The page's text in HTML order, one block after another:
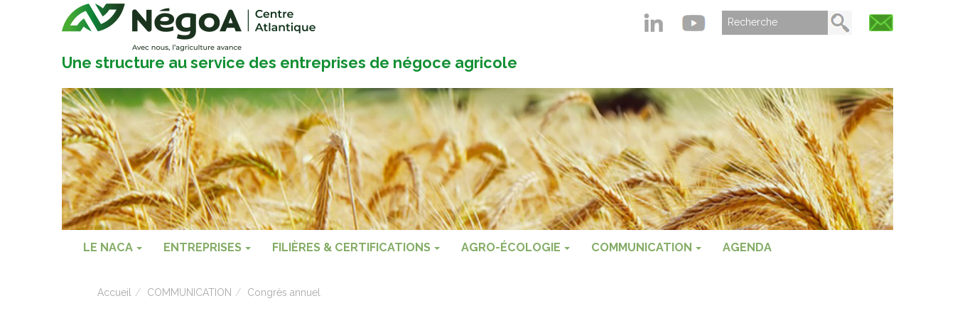
Une structure au service des entreprises de négoce agricole
LE NACA ENTREPRISES FILIÈRES & CERTIFICATIONS AGRO-ÉCOLOGIE COMMUNICATION AGENDA
Accueil COMMUNICATION Congrès annuel